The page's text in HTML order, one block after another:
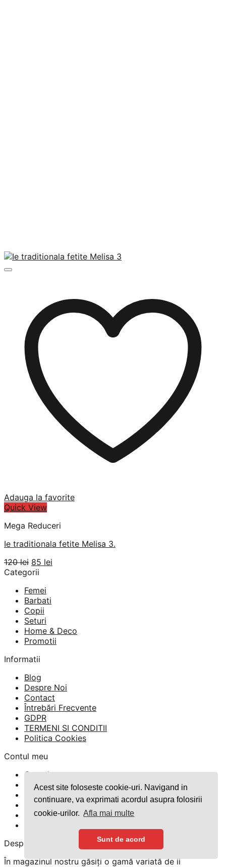
Acest site foloseste cookie-uri. Navigand in
continuare, va exprimati acordul asupra folosirii
cookie-urilor. Afla mai multe
Sunt de acord
Adauga la favorite
Quick View
Mega Reduceri
Ie traditionala fetite Melisa 3.
120lei Prețul
inițial
fost:
120 lei.
85 lei
Categorii
Femei
Barbati
Copii
Seturi
Home & Deco
Promotii
Informatii
Blog
Despre Noi
Contact
Întrebări Frecvente
GDPR
TERMENI SI CONDITII
Politica Cookies
Contul meu
Contul meu
Parola pierduta
Finalizare comandă
Comenzi
Politica de retur
Despre
În magazinul nostru găsiți o gamă variată de ii